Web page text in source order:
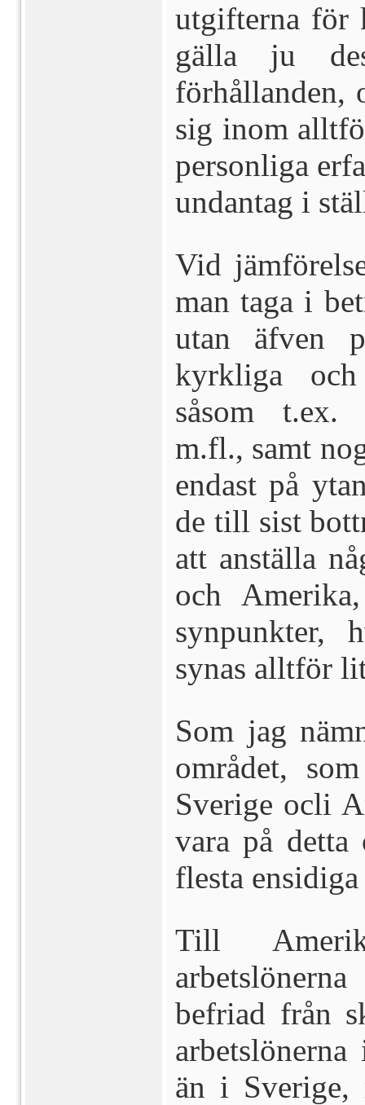
utgifterna för
gälla ju
förhållanden,
sig inom
personliga
undantag i
Vid
man taga i
utan äfven
kyrkliga och
såsom t.ex.
m.fl., samt
endast på
de till sist
att anställa
och
synas alltför
Som jag
området,
Sverige ocli
vara på detta
flesta
Till
befriad från
än i Sverige,